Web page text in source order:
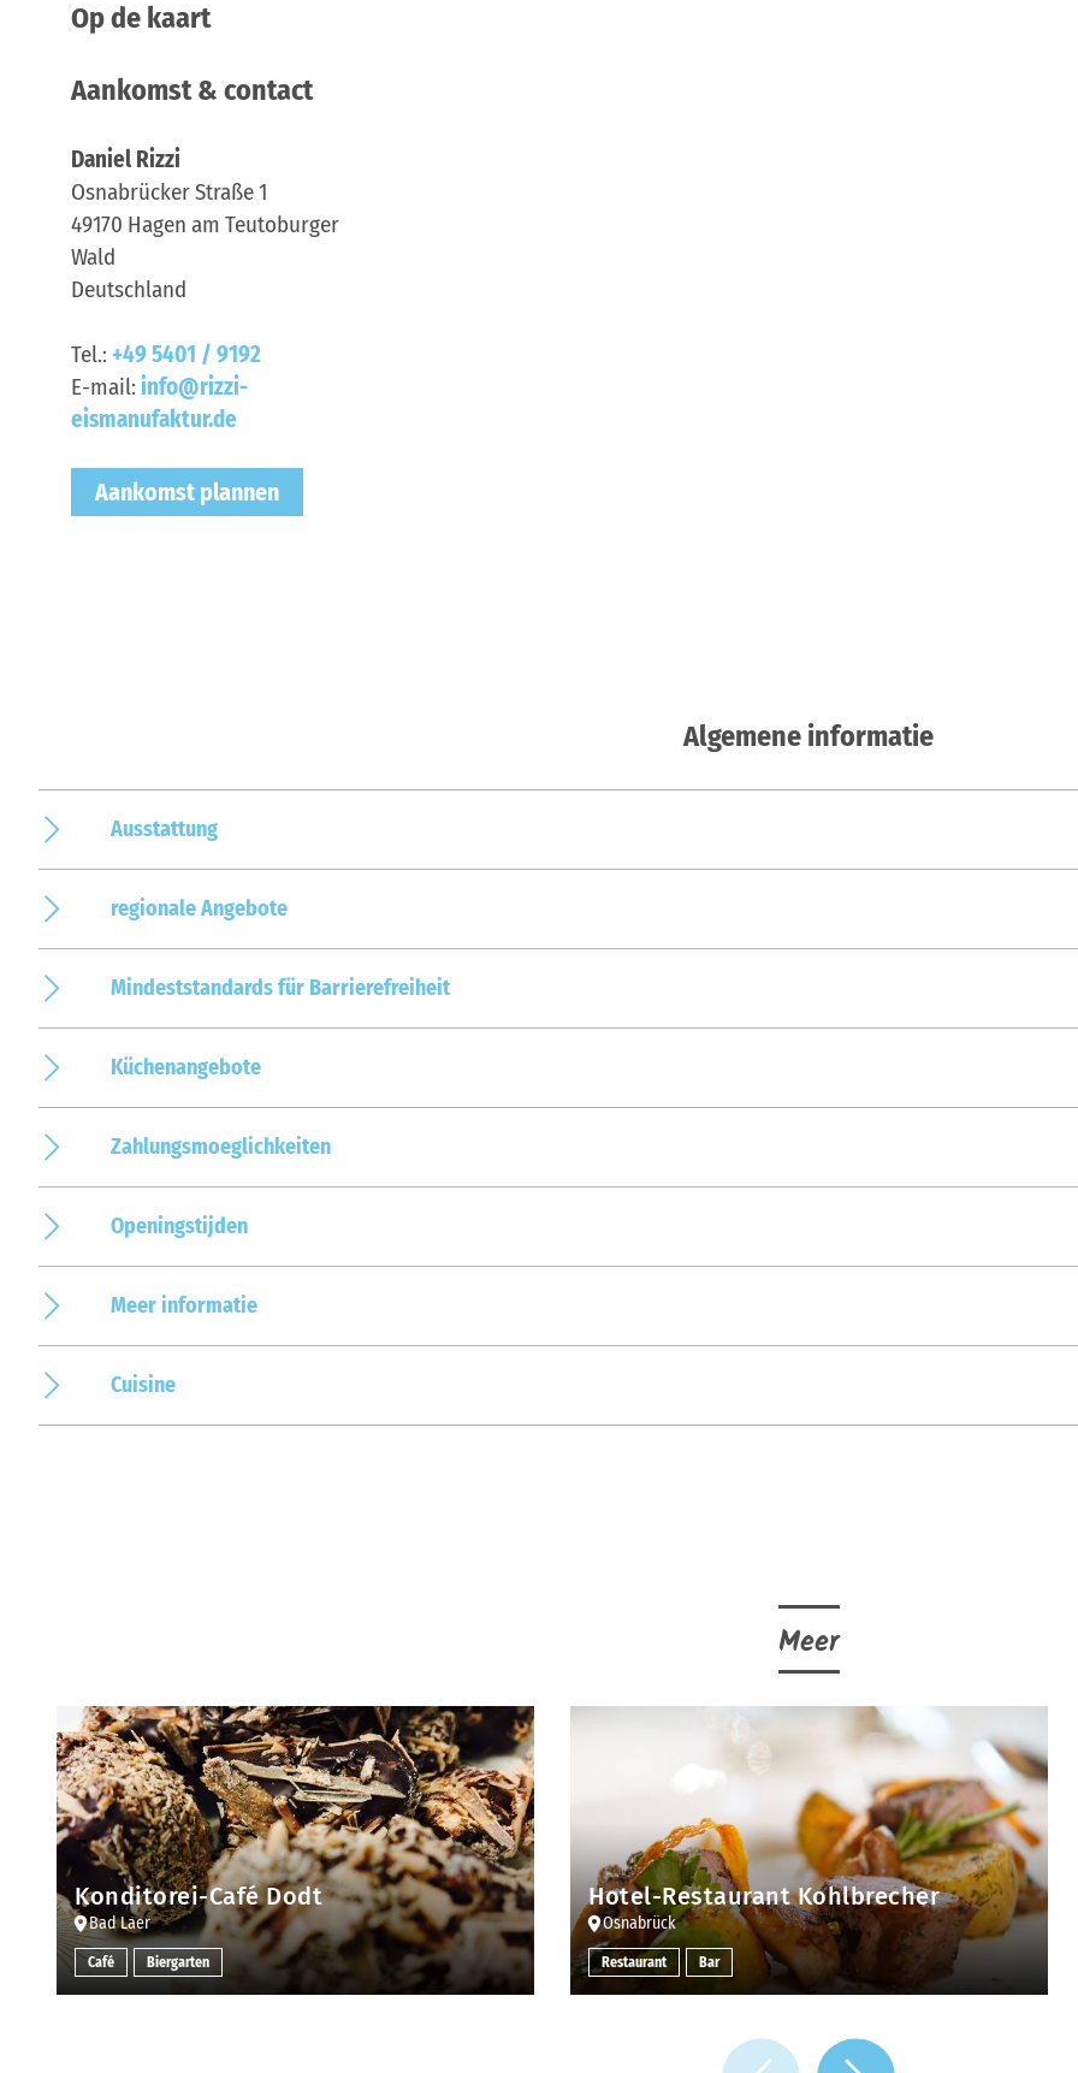
Op de kaart
Aankomst & contact
Daniel Rizzi
Osnabrücker Straße 1
49170 Hagen am Teutoburger
Wald
Deutschland
Tel.: +49 5401 / 9192
E-mail: info@rizzi-
eismanufaktur.de
Aankomst plannen
Algemene informatie
Ausstattung
regionale Angebote
Mindeststandards für Barrierefreiheit
Küchenangebote
Zahlungsmoeglichkeiten
Openingstijden
Meer informatie
Cuisine
Meer
Konditorei-Café Dodt
Bad Laer
Café Biergarten
Hotel-Restaurant Kohlbrecher
Osnabrück
Restaurant Bar